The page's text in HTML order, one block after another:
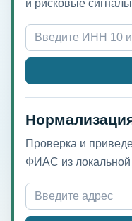
и рисковые
Проверка и
ФИАС из